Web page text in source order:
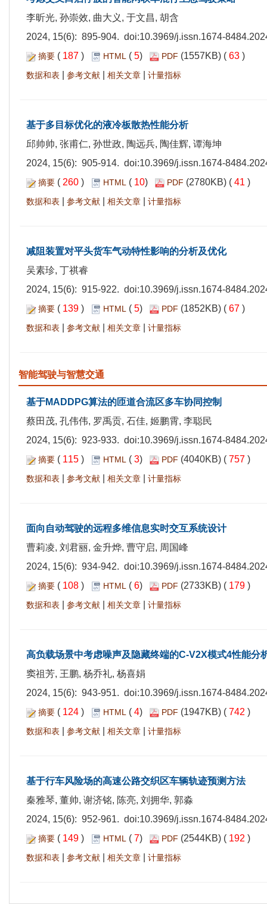
李昕光, 孙崇效, 曲大义, 于文昌, 胡含
2024, 15(6): 895-904. doi:10.3969/j.issn.1674-
摘要 ( 187 ) HTML ( 5) PDF (1557KB) ( 63 )
数据和表 参考文献 相关文章 计量指标
基于多目标优化的液冷板散热性能分析
邱帅帅, 张甫仁, 孙世政, 陶远兵, 陶佳辉, 谭海坤
2024, 15(6): 905-914. doi:10.3969/j.issn.1674-
摘要 ( 260 ) HTML ( 10) PDF (2780KB) ( 41 )
数据和表 参考文献 相关文章 计量指标
减阻装置对平头货车气动特性影响的分析及优化
吴素珍, 丁祺睿
2024, 15(6): 915-922. doi:10.3969/j.issn.1674-
摘要 ( 139 ) HTML ( 5) PDF (1852KB) ( 67 )
数据和表 参考文献 相关文章 计量指标
智能驾驶与智慧交通
基于MADDPG算法的匝道合流区多车协同控制
蔡田茂, 孔伟伟, 罗禹贡, 石佳, 姬鹏霄, 李聪民
2024, 15(6): 923-933. doi:10.3969/j.issn.1674-
摘要 ( 115 ) HTML ( 3) PDF (4040KB) ( 757 )
数据和表 参考文献 相关文章 计量指标
面向自动驾驶的远程多维信息实时交互系统设计
曹莉凌, 刘君丽, 金升烨, 曹守启, 周国峰
2024, 15(6): 934-942. doi:10.3969/j.issn.1674-
摘要 ( 108 ) HTML ( 6) PDF (2733KB) ( 179 )
数据和表 参考文献 相关文章 计量指标
高负载场景中考虑噪声及隐藏终端的C-V2X模式4性能分
窦祖芳, 王鹏, 杨乔礼, 杨喜娟
2024, 15(6): 943-951. doi:10.3969/j.issn.1674-
摘要 ( 124 ) HTML ( 4) PDF (1947KB) ( 742 )
数据和表 参考文献 相关文章 计量指标
基于行车风险场的高速公路交织区车辆轨迹预测方法
秦雅琴, 董帅, 谢济铭, 陈亮, 刘拥华, 郭淼
2024, 15(6): 952-961. doi:10.3969/j.issn.1674-
摘要 ( 149 ) HTML ( 7) PDF (2544KB) ( 192 )
数据和表 参考文献 相关文章 计量指标